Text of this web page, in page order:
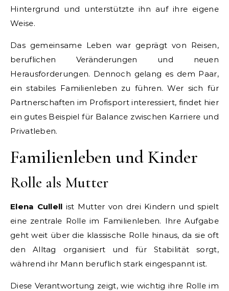
Hintergrund und unterstützte ihn auf ihre eigene
Weise.
Das gemeinsame Leben war geprägt von Reisen,
beruflichen Veränderungen und neuen
Herausforderungen. Dennoch gelang es dem Paar,
ein stabiles Familienleben zu führen. Wer sich für
Partnerschaften im Profisport interessiert, findet hier
ein gutes Beispiel für Balance zwischen Karriere und
Privatleben.
Familienleben und Kinder
Rolle als Mutter
Elena Cullell ist Mutter von drei Kindern und spielt
eine zentrale Rolle im Familienleben. Ihre Aufgabe
geht weit über die klassische Rolle hinaus, da sie oft
den Alltag organisiert und für Stabilität sorgt,
während ihr Mann beruflich stark eingespannt ist.
Diese Verantwortung zeigt, wie wichtig ihre Rolle im